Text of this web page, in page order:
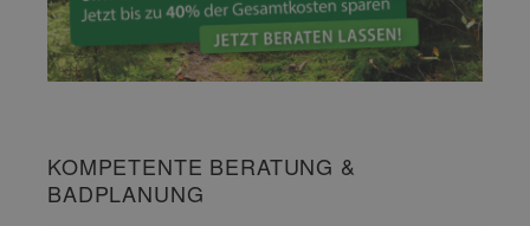
KOMPETENTE BERATUNG &
BADPLANUNG